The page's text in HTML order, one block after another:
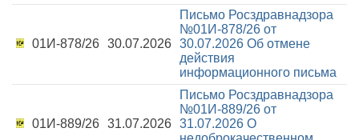
01И-878/26 30.07.2026
Письмо Росздравнадзора
№01И-878/26 от
30.07.2026 Об отмене
действия
информационного письма
01И-889/26 31.07.2026
Письмо Росздравнадзора
№01И-889/26 от
31.07.2026 О